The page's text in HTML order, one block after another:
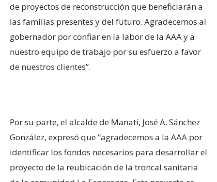
de proyectos de reconstrucción que beneficiarán a
las familias presentes y del futuro. Agradecemos al
gobernador por confiar en la labor de la AAA y a
nuestro equipo de trabajo por su esfuerzo a favor
de nuestros clientes”.
Por su parte, el alcalde de Manatí, José A. Sánchez
González, expresó que “agradecemos a la AAA por
identificar los fondos necesarios para desarrollar el
proyecto de la reubicación de la troncal sanitaria